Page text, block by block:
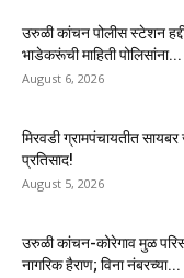
उरुळी कांचन पोलीस स्टेशन
भाडेकरूंची माहिती पोलिसांना...
August 6, 2026
मिरवडी ग्रामपंचायतीत
प्रतिसाद!
August 5, 2026
उरुळी कांचन-कोरेगाव मुळ
नागरिक हैराण; विना नंबरच्या...